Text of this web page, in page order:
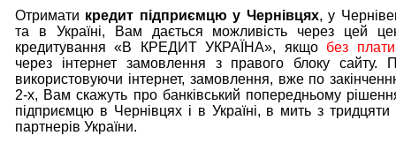
Отримати кредит підприємцю у Чернівцях, у
та в Україні, Вам дається можливість через цей
кредитування «В КРЕДИТ УКРАЇНА», якщо без плати
через інтернет замовлення з правого блоку сайту.
використовуючи інтернет, замовлення, вже по
2-х, Вам скажуть про банківський попередньому
підприємцю в Чернівцях і в Україні, в мить з тридцяти
партнерів України.